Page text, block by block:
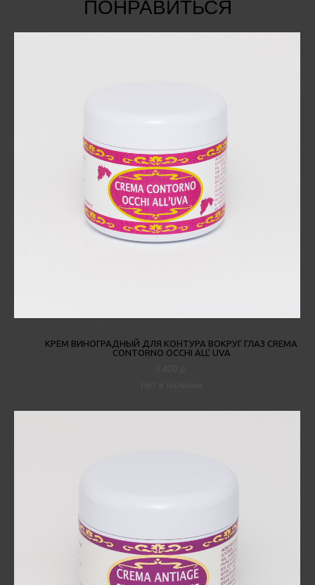
ПОНРАВИТЬСЯ
КРЕМ ВИНОГРАДНЫЙ ДЛЯ КОНТУРА ВОКРУГ ГЛАЗ CREMA
CONTORNO OCCHI ALL’ UVA